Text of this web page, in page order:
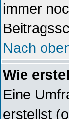
immer
Nach
Wie
Eine
erstellst